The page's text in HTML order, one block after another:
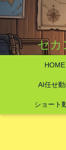
セカ
HOME
AI任せ
ショート